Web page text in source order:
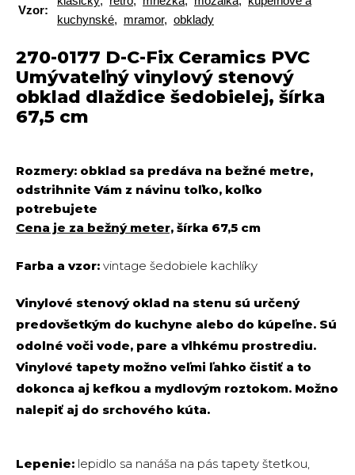
Vzor:
kuchynské, mramor, obklady
270-0177 D-C-Fix Ceramics PVC
Umývateľný vinylový stenový
obklad dlaždice šedobielej, šírka
67,5 cm
Rozmery: obklad sa predáva na bežné metre,
odstrihnite Vám z návinu toľko, koľko
potrebujete
Cena je za bežný meter, šírka 67,5 cm
Farba a vzor: vintage šedobiele kachlíky
Vinylové stenový oklad na stenu sú určený
predovšetkým do kuchyne alebo do kúpeľne. Sú
odolné voči vode, pare a vlhkému prostrediu.
Vinylové tapety možno veľmi ľahko čistiť a to
dokonca aj kefkou a mydlovým roztokom. Možno
nalepiť aj do srchového kúta.
Lepenie: lepidlo sa nanáša na pás tapety štetkou,